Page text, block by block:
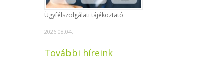
Ügyfélszolgálati tájékoztató
2026.08.04.
További híreink